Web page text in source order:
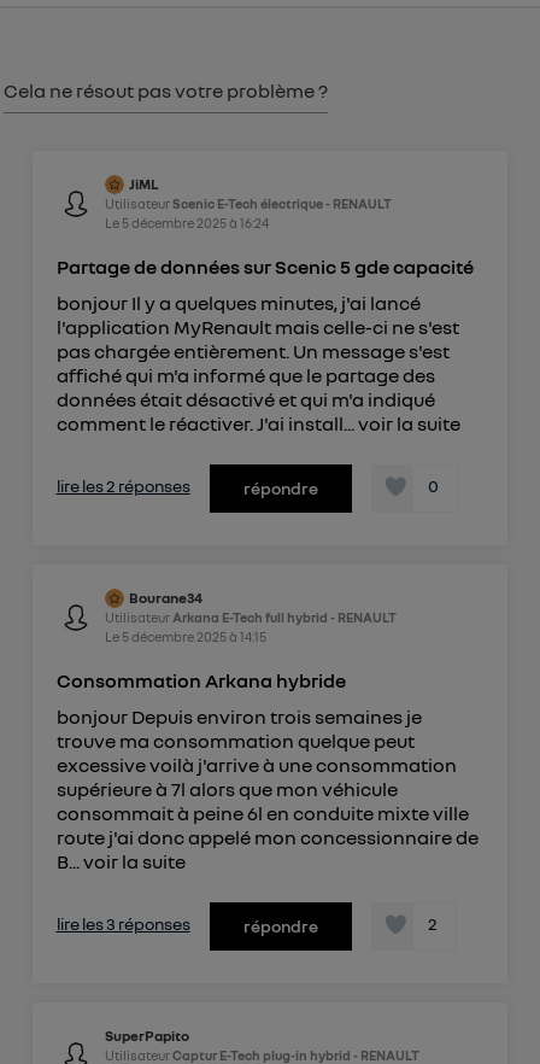
Cela ne résout pas votre problème ?
JiML
UtilisateurScenic E-Tech électrique - RENAULT
Le 5 décembre 2025à 16:24
Partage de données sur Scenic 5 gde capacité
bonjour Il y a quelques minutes, j'ai lancé
l'application MyRenault mais celle-ci ne s'est
pas chargée entièrement. Un message s'est
affiché qui m'a informé que le partage des
données était désactivé et qui m'a indiqué
comment le réactiver. J'ai install... voir la suite
lire les 2 réponses répondre 0
Bourane34
Utilisateur Arkana E-Tech full hybrid - RENAULT
Le 5 décembre 2025à 14:15
Consommation Arkana hybride
bonjour Depuis environ trois semaines je
trouve ma consommation quelque peut
excessive voilà j'arrive à une consommation
supérieure à 7l alors que mon véhicule
consommait à peine 6l en conduite mixte ville
route j'ai donc appelé mon concessionnaire de
B... voir la suite
lire les 3 réponses répondre 2
SuperPapito
UtilisateurCaptur E-Tech plug-in hybrid - RENAULT
Pour plus d'informations, veuillez consulter
Politique d'information sur les données